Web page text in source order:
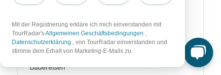
Busreisen
Zugreisen
Badereisen
Mit der Registrierung erkläre ich mich einverstanden mit
TourRadar'sAllgemeinen Geschäftsbedingungen ,
Datenschutzerklärung , von TourRadar einverstanden und
stimme dem Erhalt von Marketing-E-Mails zu.